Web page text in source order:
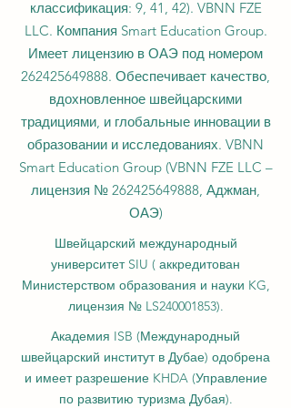
классификация: 9, 41, 42). VBNN FZE
LLC. Компания Smart Education Group.
Имеет лицензию в ОАЭ под номером
262425649888. Обеспечивает качество,
вдохновленное швейцарскими
традициями, и глобальные инновации в
образовании и исследованиях. VBNN
Smart Education Group (VBNN FZE LLC –
лицензия № 262425649888 , Аджман,
ОАЭ)
Швейцарский международный
университет SIU ( аккредитован
Министерством образования и науки KG,
лицензия № LS240001853).
Академия ISB (Международный
швейцарский институт в Дубае) одобрена
и имеет разрешение KHDA (Управление
по развитию туризма Дубая).